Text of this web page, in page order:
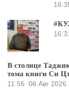
В столице
тома книги Си
11:56 06 Авг 2026